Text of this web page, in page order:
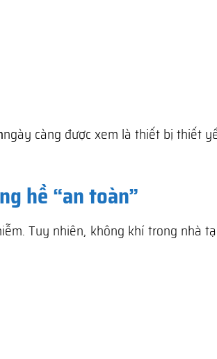
ngày càng được xem là thiết bị thiết
hề “an toàn”
Tuy nhiên, không khí trong nhà